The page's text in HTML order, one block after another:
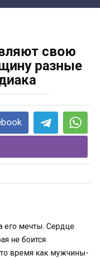
свою
разные
его мечты. Сердце
не боится
время как мужчины-